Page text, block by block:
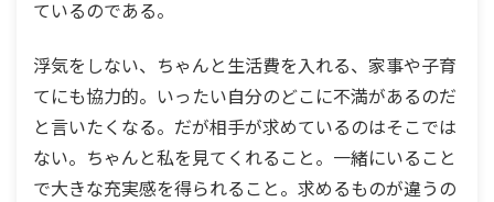
ているのである。
浮気をしない、ちゃんと生活費を入れる、家事や子育
てにも協力的。いったい自分のどこに不満があるのだ
と言いたくなる。だが相手が求めているのはそこでは
ない。ちゃんと私を見てくれること。一緒にいること
で大きな充実感を得られること。求めるものが違うの